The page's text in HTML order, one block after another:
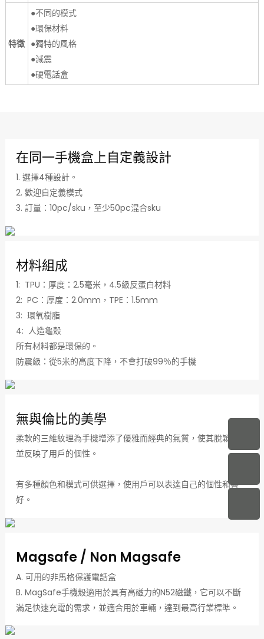
特徵
●不同的模式
●環保材料
●獨特的風格
●減震
●硬電話盒
在同一手機盒上自定義設計
1. 選擇4種設計。
2. 歡迎自定義模式
3. 訂量：10pc/sku，至少50pc混合sku
材料組成
1: TPU：厚度：2.5毫米，4.5級反蛋白材料
2: PC：厚度：2.0mm，TPE：1.5mm
3: 環氧樹脂
4: 人造龜殼
所有材料都是環保的。
防震級：從5米的高度下降，不會打破99％的手機
無與倫比的美學
柔軟的三維紋理為手機增添了優雅而經典的氣質，使其脫穎而出
並反映了用戶的個性。
有多種顏色和模式可供選擇，使用戶可以表達自己的個性和喜
好。
Magsafe / Non Magsafe
A. 可用的非馬格保護電話盒
B. MagSafe手機殼適用於具有高磁力的N52磁鐵，它可以不斷
滿足快速充電的需求，並適合用於車輛，達到最高行業標準。